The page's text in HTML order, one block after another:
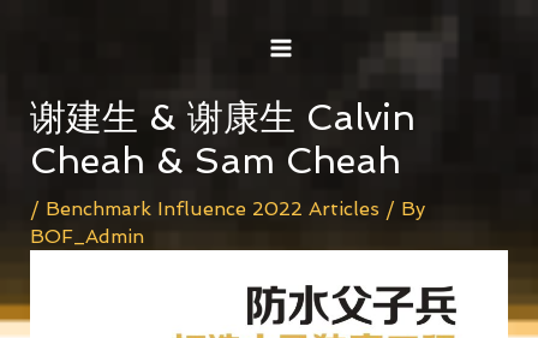
谢建生 & 谢康生 Calvin
Cheah & Sam Cheah
/ Benchmark Influence 2022 Articles / By
BOF_Admin